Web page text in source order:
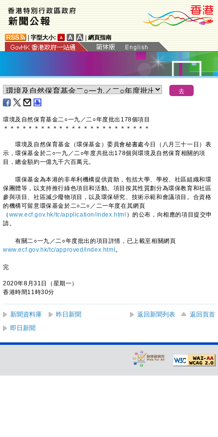
字型大小: 網頁指南
環境及自然保育基金二○一九／二○年度批出178個項目
＊ ＊ ＊ ＊ ＊ ＊ ＊ ＊ ＊ ＊ ＊ ＊ ＊ ＊ ＊ ＊ ＊ ＊ ＊ ＊ ＊ ＊ ＊ ＊
環境及自然保育基金（環保基金）委員會秘書處今日（八月三十一日）表
示，環保基金於二○一九／二○年度共批出178個與環境及自然保育相關的項
目，總金額約一億九千六百萬元。
環保基金為本港的非牟利機構提供資助，包括大學、學校、社區組織和環
保團體等，以支持推行綠色項目和活動。項目按其性質劃分為環保教育和社區
參與項目、社區減少廢物項目，以及環保研究、技術示範和會議項目。合資格
的機構可留意環保基金於二○二○／二一年度在其網頁
（ www.ecf.gov.hk/tc/application/index.html ）的公布，向相應的項目提交申
請。
有關二○一九／二○年度批出的項目詳情，已上載至相關網頁
www.ecf.gov.hk/tc/approved/index.html 。
完
2020年8月31日（星期一）
香港時間11時30分
新聞資料庫 昨日新聞 返回新聞列表
返回頁首
即日新聞